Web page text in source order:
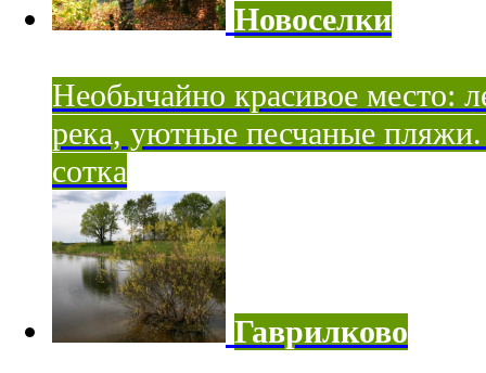
Новоселки
Необычайно красивое место:
река, уютные песчаные
сотка
Гаврилково